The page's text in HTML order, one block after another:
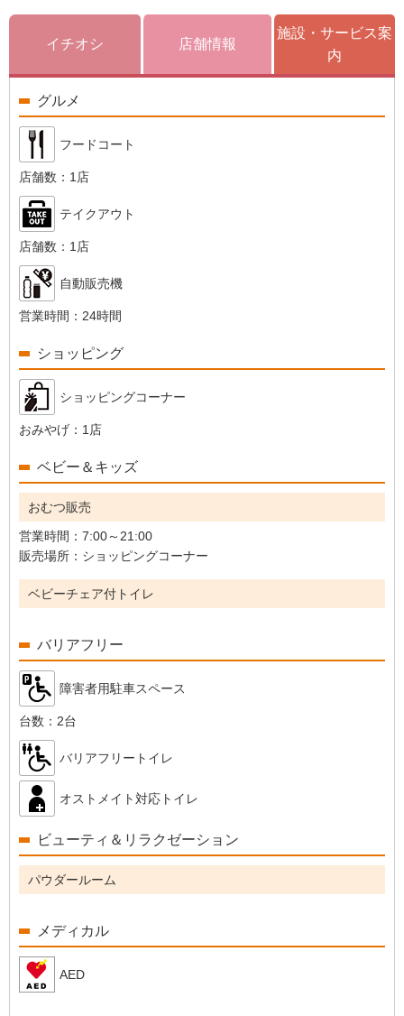
イチオシ 店舗情報
施設・サービス案
内
グルメ
フードコート
店舗数： 1店
テイクアウト
店舗数： 1店
自動販売機
営業時間： 24時間
ショッピング
ショッピングコーナー
おみやげ： 1店
ベビー＆キッズ
おむつ販売
営業時間： 7:00～21:00
販売場所： ショッピングコーナー
ベビーチェア付トイレ
バリアフリー
障害者用駐車スペース
台数： 2台
バリアフリートイレ
オストメイト対応トイレ
ビューティ＆リラクゼーション
パウダールーム
メディカル
AED